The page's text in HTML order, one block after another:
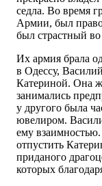
седла. Во время
Армии, был
был страстный
Их армия брала
в Одессу,
Катериной. Она
занимались
у другого была
ювелиром.
ему
отпустить
приданого
которых